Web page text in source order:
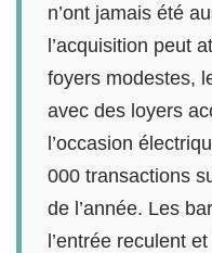
n’ont jamais été
l’acquisition peut
foyers modestes,
avec des loyers
l’occasion
000 transactions
de l’année. Les
l’entrée reculent